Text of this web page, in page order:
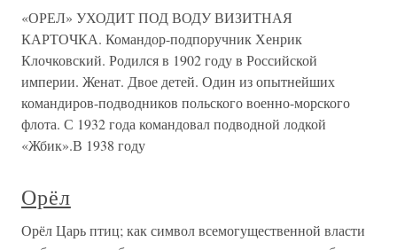
«ОРЕЛ» УХОДИТ ПОД ВОДУ ВИЗИТНАЯ
КАРТОЧКА. Командор-подпоручник Хенрик
Клочковский. Родился в 1902 году в Российской
империи. Женат. Двое детей. Один из опытнейших
командиров-подводников польского военно-морского
флота. С 1932 года командовал подводной лодкой
«Жбик».В 1938 году
Орёл
Орёл Царь птиц; как символ всемогущественной власти